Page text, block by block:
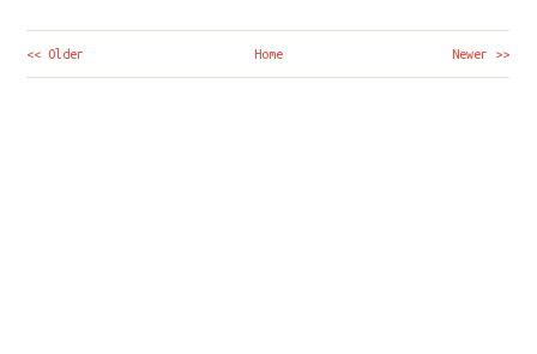
<< Older Home Newer >>